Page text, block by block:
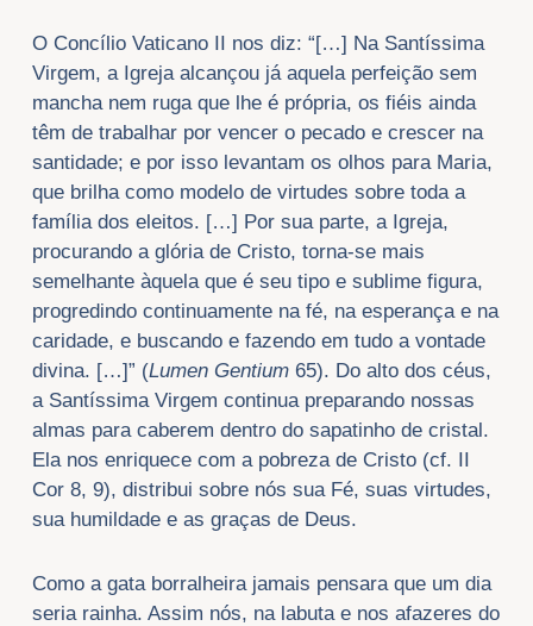
O Concílio Vaticano II nos diz: “[…] Na Santíssima
Virgem, a Igreja alcançou já aquela perfeição sem
mancha nem ruga que lhe é própria, os fiéis ainda
têm de trabalhar por vencer o pecado e crescer na
santidade; e por isso levantam os olhos para Maria,
que brilha como modelo de virtudes sobre toda a
família dos eleitos. […] Por sua parte, a Igreja,
procurando a glória de Cristo, torna-se mais
semelhante àquela que é seu tipo e sublime figura,
progredindo continuamente na fé, na esperança e na
caridade, e buscando e fazendo em tudo a vontade
divina. […]” (Lumen Gentium65). Do alto dos céus,
a Santíssima Virgem continua preparando nossas
almas para caberem dentro do sapatinho de cristal.
Ela nos enriquece com a pobreza de Cristo (cf. II
Cor 8, 9), distribui sobre nós sua Fé, suas virtudes,
sua humildade e as graças de Deus.
Como a gata borralheira jamais pensara que um dia
seria rainha. Assim nós, na labuta e nos afazeres do